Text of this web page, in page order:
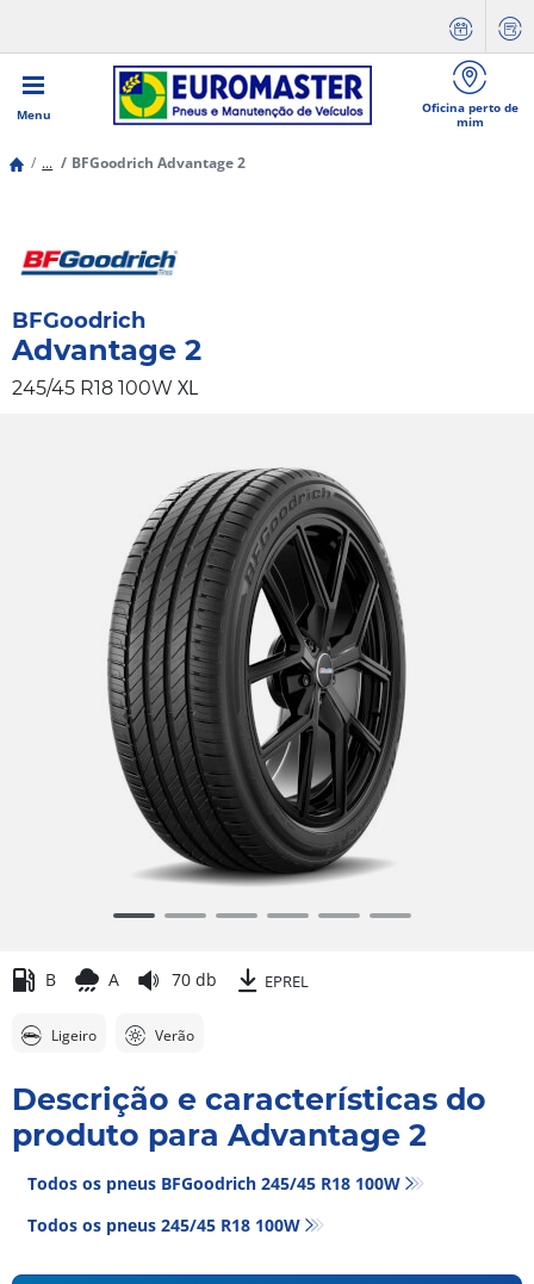
Menu
Oficina perto de
mim
... BFGoodrich Advantage 2
BFGoodrich
Advantage 2
245/45 R18 100W XL
6B A 70 db EPREL
Ligeiro Verão
Descrição e características do
produto para Advantage 2
Todos os pneus BFGoodrich 245/45 R18 100W
Todos os pneus‎ 245/45 R18 100W